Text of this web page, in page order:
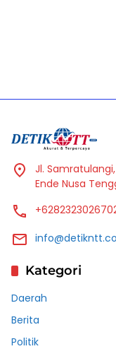
Jl.
Ende Nusa
Kategori
Daerah
Berita
Politik